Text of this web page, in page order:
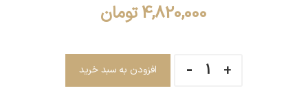
4,820,000تومان
افزودن به سبد خرید